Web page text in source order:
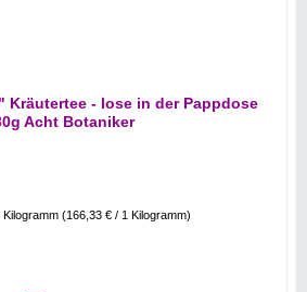
Kräutertee - lose in der Pappdose
Acht Botaniker
Kilogramm (166,33 € / 1 Kilogramm)